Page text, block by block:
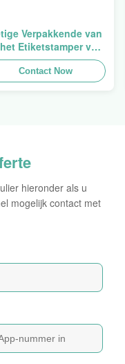
Verpakkende van
Etiketstamper van
Hologramveiligheid
het
Logo
Contact Now
hieronder als u
mogelijk contact met